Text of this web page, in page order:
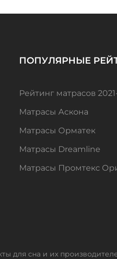
для сна и их
ПОПУЛЯРНЫЕ
Рейтинг матрасов
Матрасы Аскона
Матрасы Орматек
Матрасы Dreamline
Матрасы Промтекс